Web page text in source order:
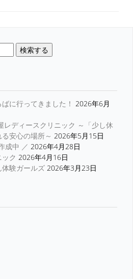
検索する
に行ってきました！ 2026年6月
レディースクリニック ～「少し休
安心の場所～ 2026年5月15日
成中 ／ 2026年4月28日
ク 2026年4月16日
験ガールズ 2026年3月23日